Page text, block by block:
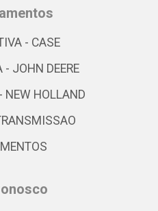
- CASE
- JOHN DEERE
NEW HOLLAND